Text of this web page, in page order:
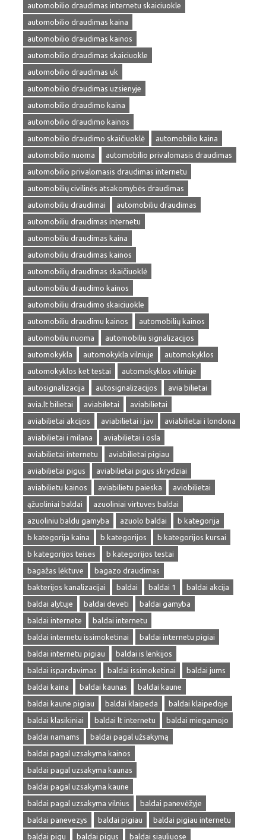
automobilio draudimas internetu skaiciuokle
automobilio draudimas kaina
automobilio draudimas kainos
automobilio draudimas skaiciuokle
automobilio draudimas uk
automobilio draudimas uzsienyje
automobilio draudimo kaina
automobilio draudimo kainos
automobilio draudimo skaičiuoklė
automobilio kaina
automobilio nuoma
automobilio privalomasis draudimas
automobilio privalomasis draudimas internetu
automobilių civilinės atsakomybės draudimas
automobiliu draudimai
automobiliu draudimas
automobiliu draudimas internetu
automobiliu draudimas kaina
automobiliu draudimas kainos
automobilių draudimas skaičiuoklė
automobiliu draudimo kainos
automobiliu draudimo skaiciuokle
automobiliu draudimu kainos
automobilių kainos
automobiliu nuoma
automobiliu signalizacijos
automokykla
automokykla vilniuje
automokyklos
automokyklos ket testai
automokyklos vilniuje
autosignalizacija
autosignalizacijos
avia bilietai
avia.lt bilietai
aviabiletai
aviabilietai
aviabilietai akcijos
aviabilietai i jav
aviabilietai i londona
aviabilietai i milana
aviabilietai i osla
aviabilietai internetu
aviabilietai pigiau
aviabilietai pigus
aviabilietai pigus skrydziai
aviabilietu kainos
aviabilietu paieska
aviobilietai
ąžuoliniai baldai
azuoliniai virtuves baldai
azuoliniu baldu gamyba
azuolo baldai
b kategorija
b kategorija kaina
b kategorijos
b kategorijos kursai
b kategorijos teises
b kategorijos testai
bagažas lėktuve
bagazo draudimas
bakterijos kanalizacijai
baldai baldai 1
baldai akcija
baldai alytuje
baldai deveti
baldai gamyba
baldai internete
baldai internetu
baldai internetu issimoketinai
baldai internetu pigiai
baldai internetu pigiau
baldai is lenkijos
baldai ispardavimas
baldai issimoketinai
baldai jums
baldai kaina
baldai kaunas
baldai kaune
baldai kaune pigiau
baldai klaipeda
baldai klaipedoje
baldai klasikiniai
baldai lt internetu
baldai miegamojo
baldai namams
baldai pagal užsakymą
baldai pagal uzsakyma kainos
baldai pagal uzsakyma kaunas
baldai pagal uzsakyma kaune
baldai pagal uzsakyma vilnius
baldai panevėžyje
baldai panevezys
baldai pigiau
baldai pigiau internetu
baldai pigu
baldai pigus baldai siauliuose